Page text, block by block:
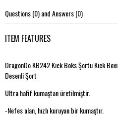
Questions (0) and Answers (0)
ITEM FEATURES
DragonDo KB242 Kick Boks Şortu Kick
Desenli Şort
Ultra hafif kumaştan üretilmiştir.
-Nefes alan, hızlı kuruyan bir kumaştır.